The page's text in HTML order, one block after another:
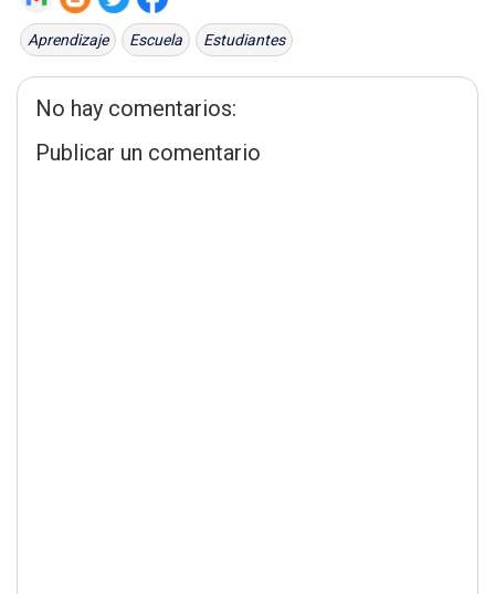
Aprendizaje Escuela Estudiantes
No hay comentarios:
Publicar un comentario